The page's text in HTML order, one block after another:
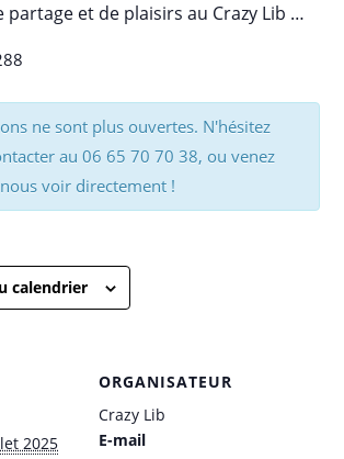
et de plaisirs au Crazy Lib …
ne sont plus ouvertes. N'hésitez
au 06 65 70 70 38, ou venez
nous voir directement !
calendrier
2025
ORGANISATEUR
Crazy Lib
E-mail